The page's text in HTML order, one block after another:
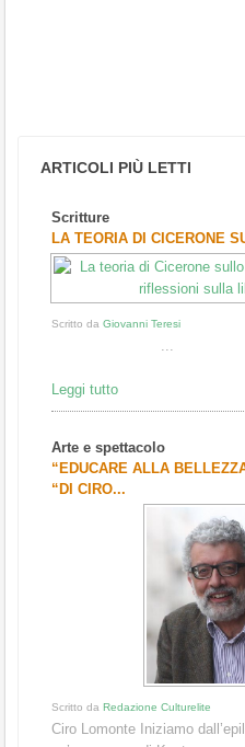
ARTICOLI PIÙ LETTI
Scritture
LA TEORIA DI CICERONE
Scritto da Giovanni Teresi
...
Leggi tutto
Arte e spettacolo
“EDUCARE ALLA
“DI CIRO...
Scritto da Redazione Culturelite
Ciro Lomonte Iniziamo